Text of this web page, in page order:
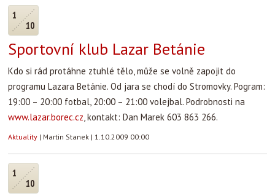
1
10
Sportovní klub Lazar Betánie
Kdo si rád protáhne ztuhlé tělo, může se volně zapojit do
programu Lazara Betánie. Od jara se chodí do Stromovky. Pogram:
19:00 – 20:00 fotbal, 20:00 – 21:00 volejbal. Podrobnosti na
www.lazar.borec.cz, kontakt: Dan Marek 603 863 266.
Aktuality | Martin Stanek | 1.10.2009 00:00
1
10